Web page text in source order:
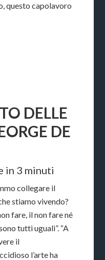
questo capolavoro
DELLE
DE
in 3 minuti
collegare il
stiamo vivendo?
fare, il non fare né
tutti uguali”. “A
il
l’arte ha